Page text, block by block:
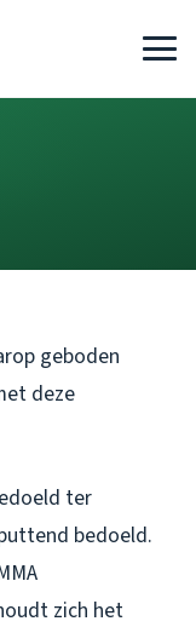
geboden
deze
ter
bedoeld.
zich het